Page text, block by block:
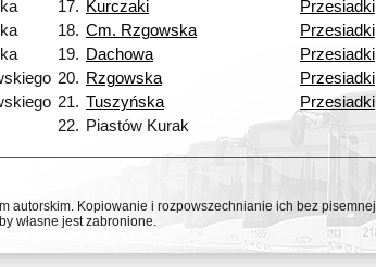
17. Kurczaki
Przesiadki
18. Cm. Rzgowska
Przesiadki
19. Dachowa
Przesiadki
20. Rzgowska
Przesiadki
21. Tuszyńska
Przesiadki
22. Piastów Kurak
autorskim. Kopiowanie i rozpowszechnianie ich bez
własne jest zabronione.